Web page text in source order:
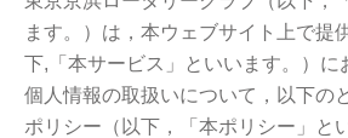
ます。）は，本ウェブサイト上で提
下,「本サービス」といいます。）に
個人情報の取扱いについて，以下の
ポリシー（以下，「本ポリシー」と